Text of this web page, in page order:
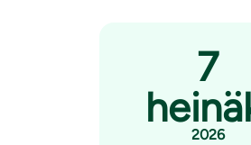
7
2026